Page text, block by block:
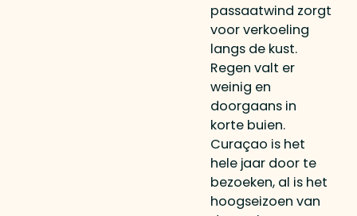
passaatwind zorgt
voor verkoeling
langs de kust.
Regen valt er
weinig en
doorgaans in
korte buien.
Curaçao is het
hele jaar door te
bezoeken, al is het
hoogseizoen van